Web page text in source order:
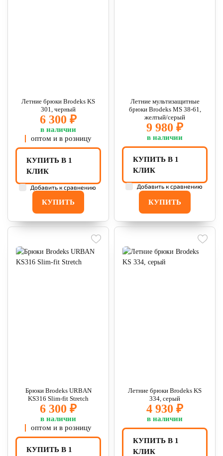
Летние брюки Brodeks KS
301, черный
6 300 ₽
в наличии
оптом и в розницу
КУПИТЬ
КУПИТЬ В 1
КЛИК
Добавить к сравнению
Летние мультизащитные
брюки Brodeks MS 38-61,
желтый/серый
9 980 ₽
в наличии
КУПИТЬ
КУПИТЬ В 1
КЛИК
Добавить к сравнению
Брюки Brodeks URBAN
KS316 Slim-fit Stretch
6 300 ₽
в наличии
оптом и в розницу
КУПИТЬ В 1
Летние брюки Brodeks KS
334, серый
4 930 ₽
в наличии
КУПИТЬ В 1
КЛИК